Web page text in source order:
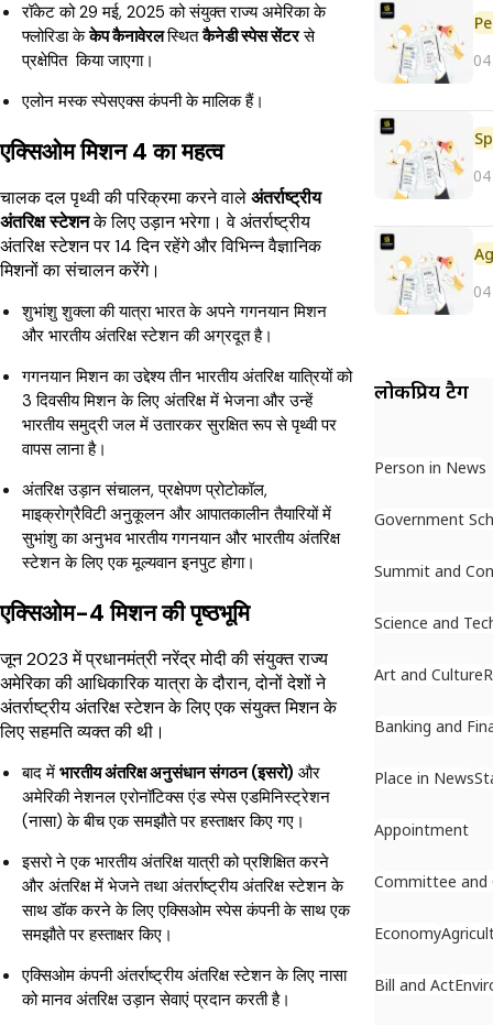
रॉकेट को 29 मई, 2025 को संयुक्त राज्य अमेरिका के
फ्लोरिडा केकेप कैनावेरलस्थितकैनेडी स्पेस सेंटरसे
प्रक्षेपित किया जाएगा।
एलोन मस्क स्पेसएक्स कंपनी के मालिक हैं।
एक्सिओम मिशन 4 का महत्व
चालक दल पृथ्वी की परिक्रमा करने वालेअंतर्राष्ट्रीय
अंतरिक्ष स्टेशनके लिए उड़ान भरेगा। वे अंतर्राष्ट्रीय
अंतरिक्ष स्टेशन पर 14 दिन रहेंगे और विभिन्न वैज्ञानिक
मिशनों का संचालन करेंगे।
शुभांशु शुक्ला की यात्रा भारत के अपने गगनयान मिशन
और भारतीय अंतरिक्ष स्टेशन की अग्रदूत है।
गगनयान मिशन का उद्देश्य तीन भारतीय अंतरिक्ष यात्रियों को
3 दिवसीय मिशन के लिए अंतरिक्ष में भेजना और उन्हें
भारतीय समुद्री जल में उतारकर सुरक्षित रूप से पृथ्वी पर
वापस लाना है।
अंतरिक्ष उड़ान संचालन, प्रक्षेपण प्रोटोकॉल,
माइक्रोग्रैविटी अनुकूलन और आपातकालीन तैयारियों में
सुभांशु का अनुभव भारतीय गगनयान और भारतीय अंतरिक्ष
स्टेशन के लिए एक मूल्यवान इनपुट होगा।
एक्सिओम-4 मिशन की पृष्ठभूमि
जून 2023 में प्रधानमंत्री नरेंद्र मोदी की संयुक्त राज्य
अमेरिका की आधिकारिक यात्रा के दौरान, दोनों देशों ने
अंतर्राष्ट्रीय अंतरिक्ष स्टेशन के लिए एक संयुक्त मिशन के
लिए सहमति व्यक्त की थी।
बाद में भारतीय अंतरिक्ष अनुसंधान संगठन (इसरो) और
अमेरिकी नेशनल एरोनॉटिक्स एंड स्पेस एडमिनिस्ट्रेशन
(नासा) के बीच एक समझौते पर हस्ताक्षर किए गए।
इसरो ने एक भारतीय अंतरिक्ष यात्री को प्रशिक्षित करने
और अंतरिक्ष में भेजने तथा अंतर्राष्ट्रीय अंतरिक्ष स्टेशन के
साथ डॉक करने के लिए एक्सिओम स्पेस कंपनी के साथ एक
समझौते पर हस्ताक्षर किए।
एक्सिओम कंपनी अंतर्राष्ट्रीय अंतरिक्ष स्टेशन के लिए नासा
को मानव अंतरिक्ष उड़ान सेवाएं प्रदान करती है।
लोकप्रिय टैग
Person in News
Government
Summit and
Science and
Art and Culture
Banking and
Place in News
Appointment
Committee and
Economy
Bill and Act